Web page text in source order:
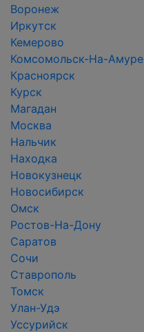
Воронеж
Иркутск
Кемерово
Комсомольск-На-Амуре
Красноярск
Курск
Магадан
Москва
Нальчик
Находка
Новокузнецк
Новосибирск
Омск
Ростов-На-Дону
Саратов
Сочи
Ставрополь
Томск
Улан-Удэ
Уссурийск